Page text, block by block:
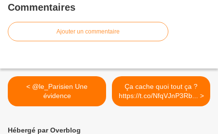
Commentaires
Ajouter un commentaire
< @le_Parisien Une
évidence
Ça cache quoi tout ça ?
https://t.co/NfqVJnP3Rb... >
Hébergé par Overblog